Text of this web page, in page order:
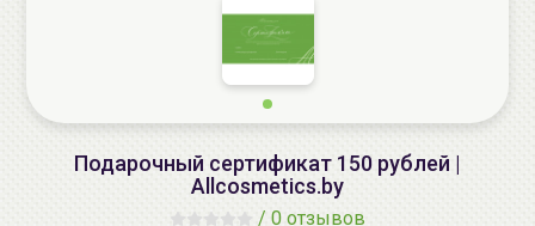
Подарочный сертификат 150 рублей |
Allcosmetics.by
/ 0 отзывов